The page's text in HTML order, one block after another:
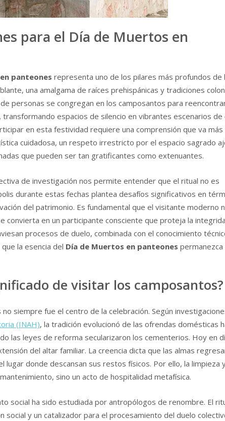
para el Día de Muertos en
panteones representa uno de los pilares más profundos de
una amalgama de raíces prehispánicas y tradiciones
personas se congregan en los camposantos para
espacios de silencio en vibrantes escenarios de
en esta festividad requiere una comprensión que va más
cuidadosa, un respeto irrestricto por el espacio sagrado
que pueden ser tan gratificantes como extenuantes.
de investigación nos permite entender que el ritual no es
durante estas fechas plantea desafíos significativos en
del patrimonio. Es fundamental que el visitante moderno
convierta en un participante consciente que proteja la
procesos de duelo, combinada con el conocimiento
la esencia del Día de Muertos en panteones permanezca
de visitar los camposantos?
siempre fue el centro de la celebración. Según
(INAH), la tradición evolucionó de las ofrendas domésticas
las leyes de reforma secularizaron los cementerios. Hoy en
del altar familiar. La creencia dicta que las almas
lugar donde descansan sus restos físicos. Por ello, la limpieza
sino un acto de hospitalidad metafísica.
social ha sido estudiada por antropólogos de renombre. El
social y un catalizador para el procesamiento del duelo